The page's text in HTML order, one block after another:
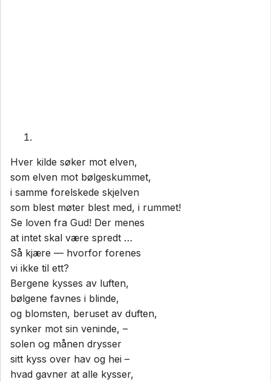
Hver kilde søker mot elven,
som elven mot bølgeskummet,
i samme forelskede skjelven
som blest møter blest med, i rummet!
Se loven fra Gud! Der menes
at intet skal være spredt …
Så kjære — hvorfor forenes
vi ikke til ett?
Bergene kysses av luften,
bølgene favnes i blinde,
og blomsten, beruset av duften,
synker mot sin veninde, –
solen og månen drysser
sitt kyss over hav og hei –
hvad gavner at alle kysser,